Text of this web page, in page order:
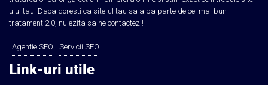
ului tau. Daca doresti ca site-ul tau sa aiba parte de cel mai bun
tratament 2.0, nu ezita sa ne contactezi!
Agentie SEO Servicii SEO
Link-uri utile